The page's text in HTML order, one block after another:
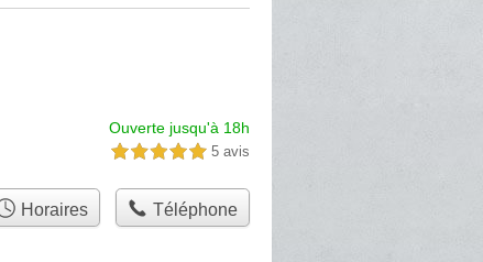
Ouverte jusqu'à 18h
5,0 étoiles sur 5 5 avis
Horaires Téléphone